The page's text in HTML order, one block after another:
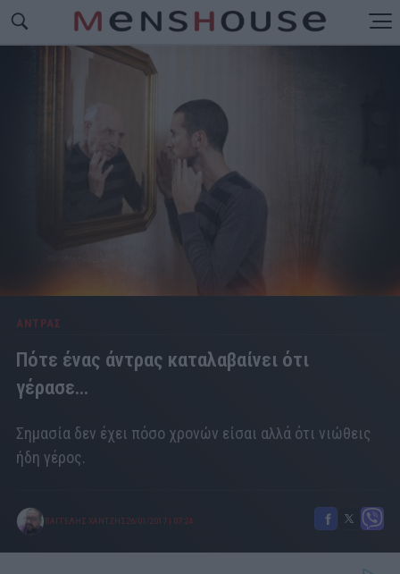
ΑΝΤΡΑΣ
Πότε ένας άντρας καταλαβαίνει ότι
γέρασε...
Σημασία δεν έχει πόσο χρονών είσαι αλλά ότι νιώθεις
ήδη γέρος.
ΒΑΓΓΕΛΗΣ ΧΑΝΤΖΗΣ 26/01/2017 07:24